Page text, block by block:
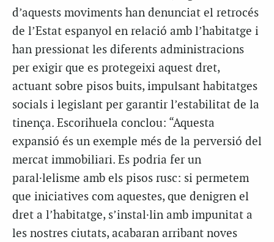
d’aquests moviments han denunciat el retrocés
de l’Estat espanyol en relació amb l’habitatge i
han pressionat les diferents administracions
per exigir que es protegeixi aquest dret,
actuant sobre pisos buits, impulsant habitatges
socials i legislant per garantir l’estabilitat de la
tinença. Escorihuela conclou: “Aquesta
expansió és un exemple més de la perversió del
mercat immobiliari. Es podria fer un
paral·lelisme amb els pisos rusc: si permetem
que iniciatives com aquestes, que denigren el
dret a l’habitatge, s’instal·lin amb impunitat a
les nostres ciutats, acabaran arribant noves